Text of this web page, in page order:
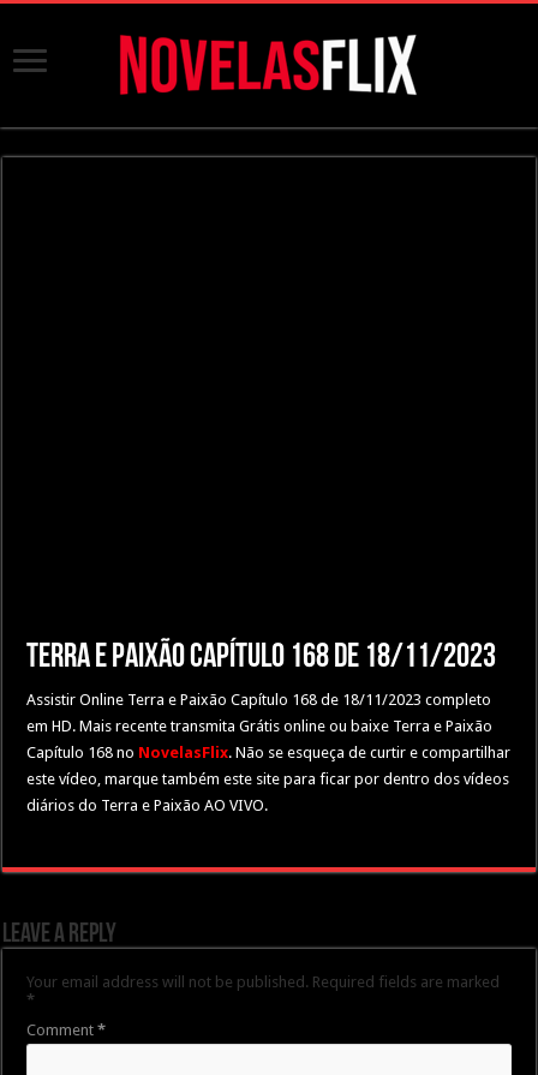
Terra e Paixão Capítulo 168 de 18/11/2023
Assistir Online Terra e Paixão Capítulo 168 de 18/11/2023 completo
em HD. Mais recente transmita Grátis online ou baixe Terra e Paixão
Capítulo 168 no NovelasFlix. Não se esqueça de curtir e compartilhar
este vídeo, marque também este site para ficar por dentro dos vídeos
diários do Terra e Paixão AO VIVO.
Leave a Reply
Your email address will not be published. Required fields are marked
*
Comment*